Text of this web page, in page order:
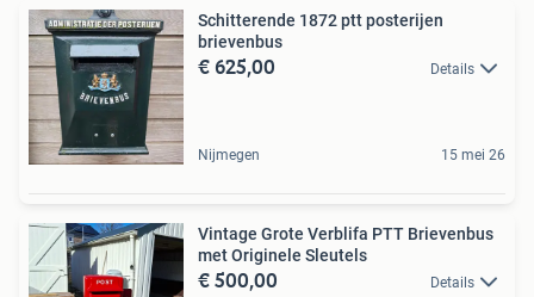
Schitterende 1872 ptt posterijen
brievenbus
€ 625,00 Details
Nijmegen 15 mei 26
Vintage Grote Verblifa PTT Brievenbus
met Originele Sleutels
€ 500,00 Details